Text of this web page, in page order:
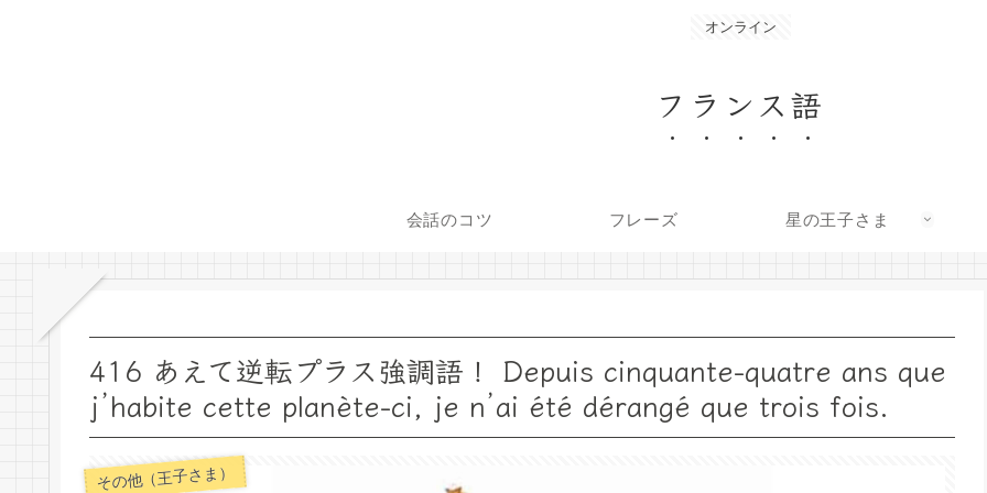
オンライン
フランス語
会話のコツ フレーズ 星の王子さま
416 あえて逆転プラス強調語！ Depuis cinquante-quatre ans que
j’habite cette planète-ci, je n’ai été dérangé que trois fois.
その他（王子さま）